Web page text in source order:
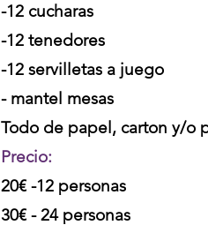
-12 cucharas
-12 tenedores
-12 servilletas a juego
- mantel mesas
Todo de papel, carton y/o
Precio:
20€ -12 personas
30€ - 24 personas